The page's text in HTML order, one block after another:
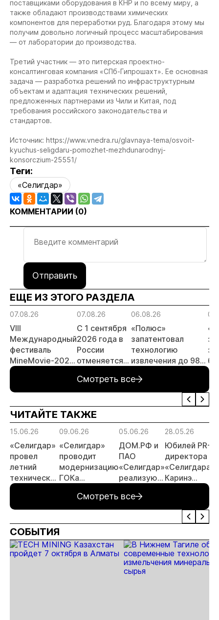
поставщиками оборудования в КНР и по всему миру, а
также обладают производствами химических
компонентов для переработки руд. Благодаря этому мы
получим довольно логичный процесс масштабирования
— от лаборатории до производства.
Третий участник — это питерская проектно-
консалтинговая компания «СПб-Гипрошахт». Ее основная
задача — разработка решений по инфраструктурным
объектам и адаптация технических решений,
предложенных партнерами из Чили и Китая, под
требования российского законодательства и
стандартов.
Источник: https://www.vnedra.ru/glavnaya-tema/osvoit-
kyuchus-seligdaru-pomozhet-mezhdunarodnyj-
konsorczium-25551/
Теги:
«Селигдар»
КОММЕНТАРИИ (0)
Отправить
ЕЩЕ ИЗ ЭТОГО РАЗДЕЛА
07.08.26
VIII
Международный
фестиваль
MineMovie-2026
открыл прием
07.08.26
С 1 сентября
2026 года в
России
отменяется
принцип на
россыпи:
отраслевые
риски и
прогнозы для
МСБ
06.08.26
«Полюс»
запатентовал
технологию
извлечения до 98%
металлургического
шлака
Смотреть все
ЧИТАЙТЕ ТАКЖЕ
15.06.26
«Селигдар»
провел
летний
технический
совет
09.06.26
«Селигдар»
проводит
модернизацию
ГОКа
Якутии
05.06.26
ДОМ.РФ и
ПАО
«Селигдар»
реализуют
пилотный
проект
арендного
28.05.26
Юбилей PR-
директора
«Селигдара»
Каринэ
Смотреть все
СОБЫТИЯ